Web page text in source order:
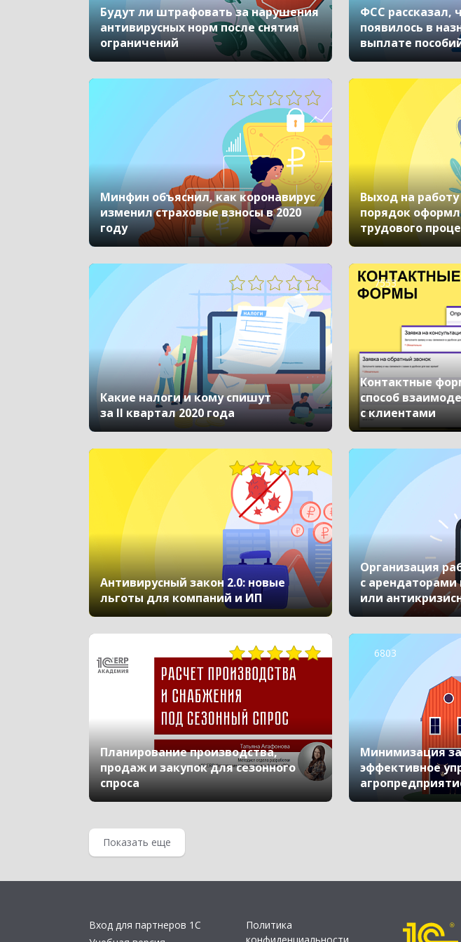
Будут ли штрафовать за нарушения
антивирусных норм после снятия
ограничений
ФСС рассказал,
появилось в
выплате
Минфин объяснил, как коронавирус
изменил страховые взносы в 2020
году
Выход на
порядок
трудового
Какие налоги и кому спишут
за II квартал 2020 года
7553
Контактные
способ
с клиентами
Антивирусный закон 2.0: новые
льготы для компаний и ИП
Организация
с арендаторами
или
с «1С:Аренда и
Планирование производства,
продаж и закупок для сезонного
спроса
6803
Минимизация
эффективное
кризиса с «1С:ERP
Показать еще
Вход для партнеров 1С
Политика